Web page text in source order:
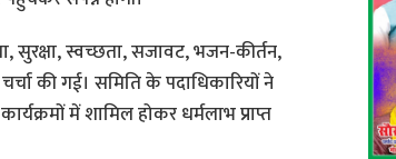
सुरक्षा, स्वच्छता, सजावट, भजन-कीर्तन,
की गई। समिति के पदाधिकारियों ने
में शामिल होकर धर्मलाभ प्राप्त